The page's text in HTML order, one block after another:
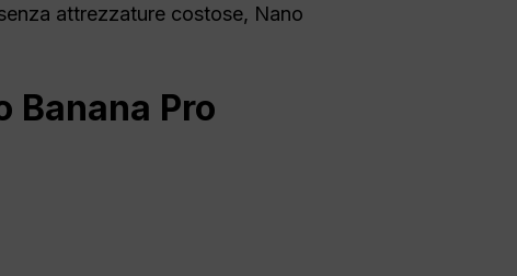
attrezzature costose, Nano
Pro